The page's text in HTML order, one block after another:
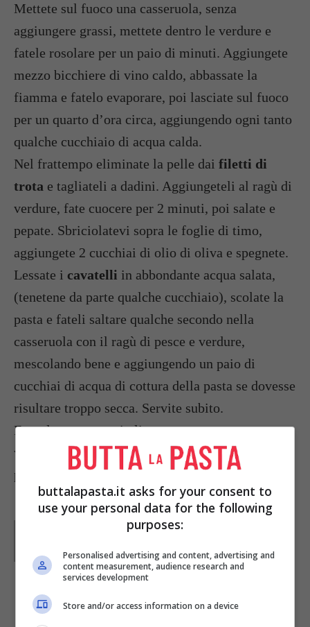
Mettete sul fuoco una casseruola, senza
aggiungere grassi, mettete dentro le verdure e
fatele rosolare per un paio di minuti. Aggiungete
mezzo bicchiere di vino caldo, abbassate la
fiamma e fatelo evaporare, poi lasciate sul fuoco
per un quarto d’ora circa, aggiungendo ogni tanto
qualche cucchiaio di acqua calda.
Nel frattempo eliminate la pelle dai filetti di
trota e tagliateli a dadini. Aggiungeteli al ragù di
verdure, fate cuocere per 2 minuti, poi salate e
pepate. Sbriciolatevi sopra le foglie di timo,
aggiungete 2 cucchiai di olio di oliva e spegnete.
Lessate i cavatelli in abbondante acqua salata,
(tenetene da parte qualche cucchiaio), scolate la
pasta e fateli saltare qualche secondo nella
casseruola con il ragù di pesce e verdure,
mescolando bene e aggiungendo un paio di
cucchiai di acqua di cottura della pasta se dovesse
risultare troppo secca. Servite subito.
Foto da: www.casaitalia.com.au
www.ilprogressoveterinario.it/rivista
primeroysegundo.blogspot.com
Paoletta
al 2011, spaziando tra tutte le tipologie di ricette, dai
primi ai contorni, dai secondi ai dolci.
IN PRIMO PIANO
buttalapasta.it asks for your consent to
use your personal data for the following
purposes:
Personalised advertising and content, advertising and
content measurement, audience research and
services development
Store and/or access information on a device